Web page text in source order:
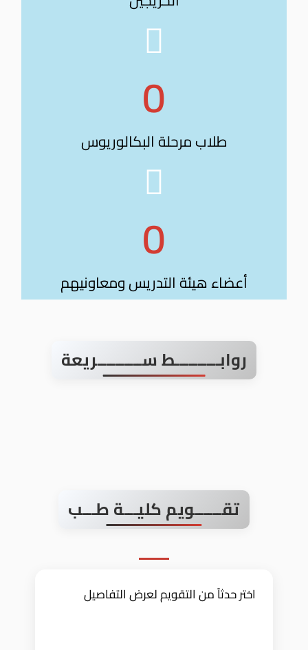
0
طلاب مرحلة البكالوريوس
0
أعضاء هيئة التدريس ومعاونيهم
روابــــــــــط ســــــــــريعة
تقــــــويم كليـــة طـــب
اختر حدثاً من التقويم لعرض التفاصيل